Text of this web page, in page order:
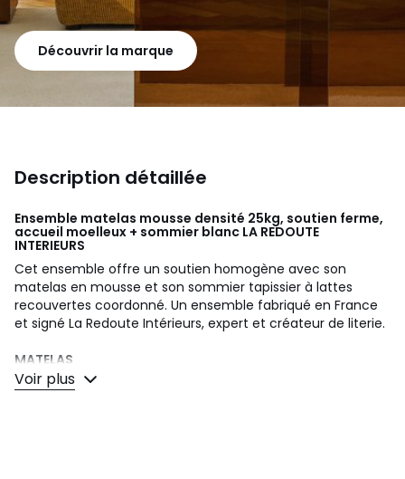
Découvrir la marque
Description détaillée
Ensemble matelas mousse densité 25kg, soutien ferme,
accueil moelleux + sommier blanc LA REDOUTE
INTERIEURS
Cet ensemble offre un soutien homogène avec son
matelas en mousse et son sommier tapissier à lattes
recouvertes coordonné. Un ensemble fabriqué en France
et signé La Redoute Intérieurs, expert et créateur de literie.
MATELAS
• Confort d’accueil : moelleux
• Fermeté : ferme
Voir plus